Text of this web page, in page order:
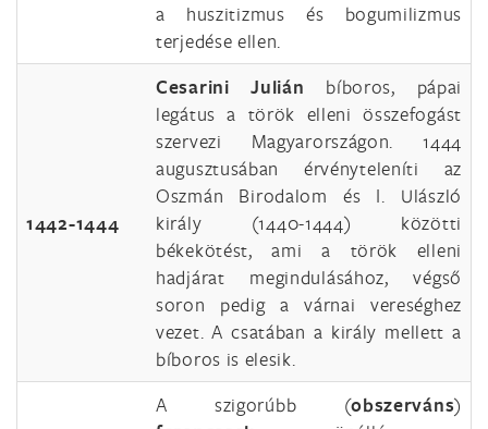
a huszitizmus és bogumilizmus
terjedése ellen.
1442-1444
Cesarini Julián bíboros, pápai
legátus a török elleni összefogást
szervezi Magyarországon. 1444
augusztusában érvényteleníti az
Oszmán Birodalom és I. Ulászló
király (1440-1444) közötti
békekötést, ami a török elleni
hadjárat megindulásához, végső
soron pedig a várnai vereséghez
vezet. A csatában a király mellett a
bíboros is elesik.
A szigorúbb (obszerváns)